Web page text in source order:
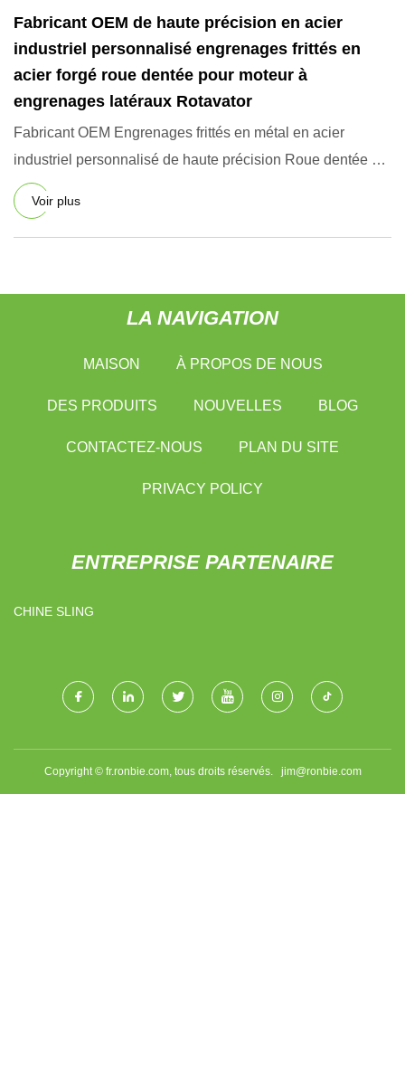
Fabricant OEM de haute précision en acier
industriel personnalisé engrenages frittés en
acier forgé roue dentée pour moteur à
engrenages latéraux Rotavator
Fabricant OEM Engrenages frittés en métal en acier
industriel personnalisé de haute précision Roue dentée en
acier forg
Voir plus
LA NAVIGATION
MAISON À PROPOS DE NOUS
DES PRODUITS NOUVELLES BLOG
CONTACTEZ-NOUS PLAN DU SITE
PRIVACY POLICY
ENTREPRISE PARTENAIRE
CHINE SLING
Copyright © fr.ronbie.com, tous droits réservés. jim@ronbie.com